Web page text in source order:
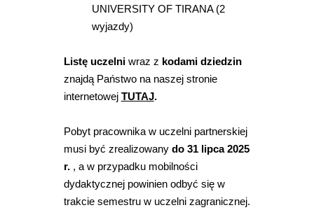
UNIVERSITY OF TIRANA (2
wyjazdy)
Listę uczelniwraz z kodami dziedzin
znajdą Państwo na naszej stronie
internetowej TUTAJ.
Pobyt pracownika w uczelni partnerskiej
musi być zrealizowany do 31 lipca 2025
r., a w przypadku mobilności
dydaktycznej powinien odbyć się w
trakcie semestru w uczelni zagranicznej.